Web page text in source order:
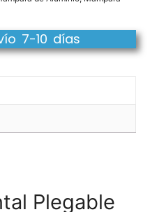
7-10 días
Plegable